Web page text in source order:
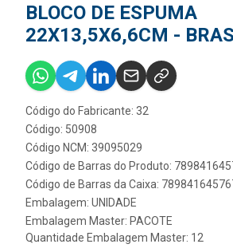
BLOCO DE ESPUMA
22X13,5X6,6CM -
Código do Fabricante: 32
Código: 50908
Código NCM: 39095029
Código de Barras do Produto:
Código de Barras da Caixa:
Embalagem: UNIDADE
Embalagem Master: PACOTE
Quantidade Embalagem Master: 12